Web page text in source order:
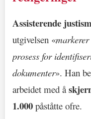
Assisterende
utgivelsen «
prosess for
dokumenter». Han
arbeidet med å
1.000 påståtte ofre.